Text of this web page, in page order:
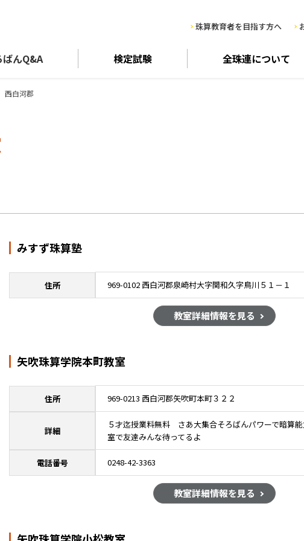
珠算教育者を目指す方へ
ばんQ&A 検定試験 全珠連について
西白河郡
みすず珠算塾
住所 969-0102 西白河郡泉崎村大字関和久字鳥川５１－１
教室詳細情報を見る
矢吹珠算学院本町教室
住所 969-0213 西白河郡矢吹町本町３２２
詳細
５才迄授業料無料 さあ大集合そろばんパワーで暗算
室で友達みんな待ってるよ
電話番号 0248-42-3363
教室詳細情報を見る